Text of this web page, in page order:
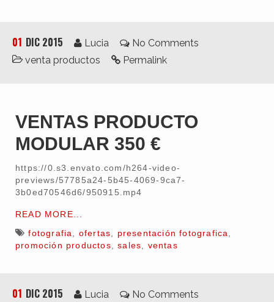
01 DIC 2015 Lucia
No Comments
venta productos
Permalink
VENTAS PRODUCTO
MODULAR 350 €
https://0.s3.envato.com/h264-video-
previews/57785a24-5b45-4069-9ca7-
3b0ed70546d6/950915.mp4
READ MORE...
fotografia
ofertas presentación fotografica
promoción productos ,sales ventas
01 DIC 2015 Lucia
No Comments